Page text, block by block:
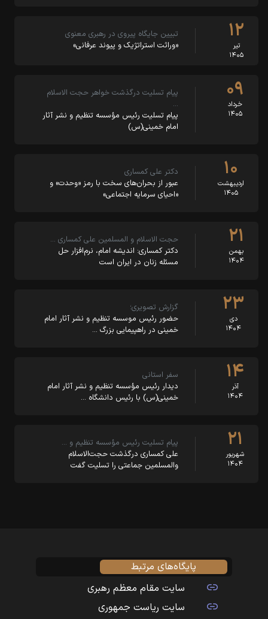
۱۲
تیر
۱۴۰۵
تبیین جایگاه پیروی در رهبری معنوی
«وراثت استراتژیک و پیوند عرفانی»
۰۹
خرداد
۱۴۰۵
پیام تسلیت درگذشت خواهر حجت الاسلام
…
پیام تسلیت رئیس مؤسسه تنظیم و نشر آثار
امام خمینی(س)
۱۰
اردیبهشت
۱۴۰۵
دکتر علی کمساری
عبور از بحران‌های سخت با رمز «وحدت» و
«احیای سرمایه اجتماعی»
۲۱
بهمن
۱۴۰۴
حجت الاسلام و المسلمین علی کمساری …
دکتر کمساری: اندیشه امام، نرم‌افزار حل
مسئله زنان در ایران است
۲۳
دی
۱۴۰۴
گزارش تصویری؛
حضور رئیس موسسه تنظیم و نشر آثار امام
خمینی در راهپیمایی بزرگ …
۱۴
آذر
۱۴۰۴
سفر استانی
دیدار رئیس مؤسسه تنظیم و نشر آثار امام
خمینی(س) با رئیس دانشگاه …
۲۱
شهریور
۱۴۰۴
پیام تسلیت رئیس مؤسسه تنظیم و …
علی کمساری درگذشت حجت‌الاسلام
والمسلمین جماعتی را تسلیت گفت
پایگاه‌های مرتبط
سایت مقام معظم رهبری
سایت ریاست جمهوری